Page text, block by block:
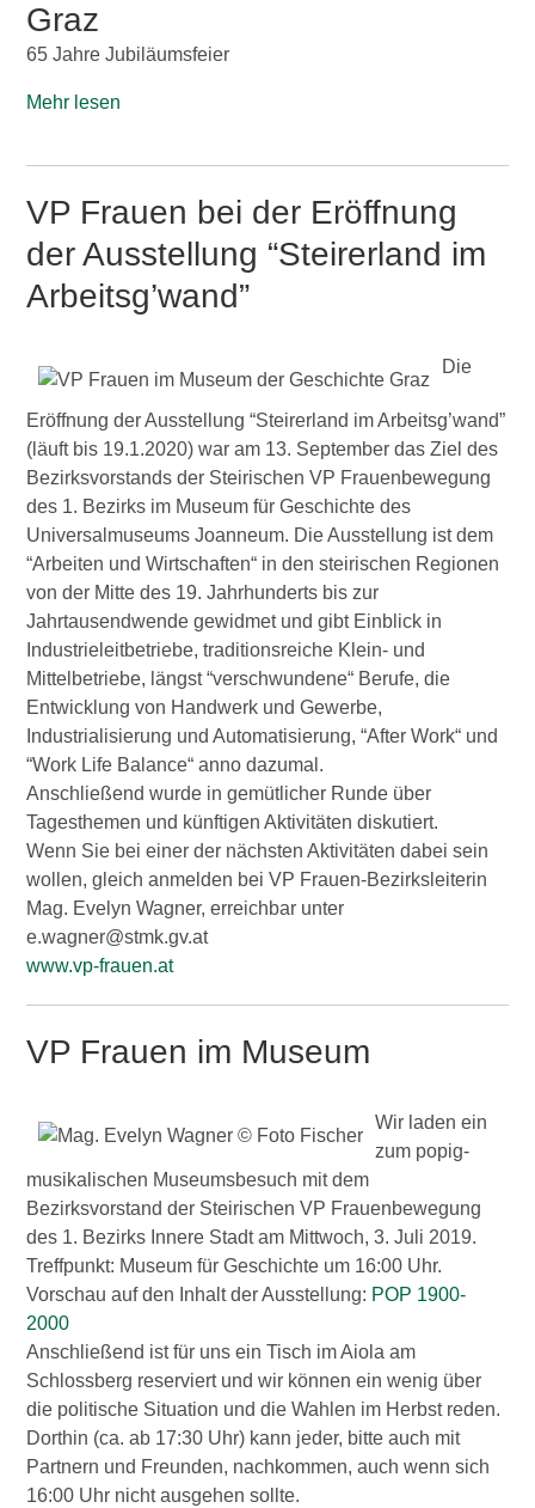
Graz
65 Jahre Jubiläumsfeier
Mehr lesen
VP Frauen bei der Eröffnung
der Ausstellung “Steirerland im
Arbeitsg’wand”
Die
Eröffnung der Ausstellung “Steirerland im Arbeitsg’wand”
(läuft bis 19.1.2020) war am 13. September das Ziel des
Bezirksvorstands der Steirischen VP Frauenbewegung
des 1. Bezirks im Museum für Geschichte des
Universalmuseums Joanneum. Die Ausstellung ist dem
“Arbeiten und Wirtschaften“ in den steirischen Regionen
von der Mitte des 19. Jahrhunderts bis zur
Jahrtausendwende gewidmet und gibt Einblick in
Industrieleitbetriebe, traditionsreiche Klein- und
Mittelbetriebe, längst “verschwundene“ Berufe, die
Entwicklung von Handwerk und Gewerbe,
Industrialisierung und Automatisierung, “After Work“ und
“Work Life Balance“ anno dazumal.
Anschließend wurde in gemütlicher Runde über
Tagesthemen und künftigen Aktivitäten diskutiert.
Wenn Sie bei einer der nächsten Aktivitäten dabei sein
wollen, gleich anmelden bei VP Frauen-Bezirksleiterin
Mag. Evelyn Wagner, erreichbar unter
e.wagner@stmk.gv.at
www.vp-frauen.at
VP Frauen im Museum
Wir laden ein
zum popig-
musikalischen Museumsbesuch mit dem
Bezirksvorstand der Steirischen VP Frauenbewegung
des 1. Bezirks Innere Stadt am Mittwoch, 3. Juli 2019.
Treffpunkt: Museum für Geschichte um 16:00 Uhr.
Vorschau auf den Inhalt der Ausstellung: POP 1900-
2000
Anschließend ist für uns ein Tisch im Aiola am
Schlossberg reserviert und wir können ein wenig über
die politische Situation und die Wahlen im Herbst reden.
Dorthin (ca. ab 17:30 Uhr) kann jeder, bitte auch mit
Partnern und Freunden, nachkommen, auch wenn sich
16:00 Uhr nicht ausgehen sollte.